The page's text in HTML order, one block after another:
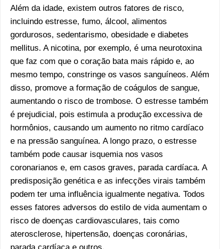
Além da idade, existem outros fatores de risco,
incluindo estresse, fumo, álcool, alimentos
gordurosos, sedentarismo, obesidade e diabetes
mellitus. A nicotina, por exemplo, é uma neurotoxina
que faz com que o coração bata mais rápido e, ao
mesmo tempo, constringe os vasos sanguíneos. Além
disso, promove a formação de coágulos de sangue,
aumentando o risco de trombose. O estresse também
é prejudicial, pois estimula a produção excessiva de
hormônios, causando um aumento no ritmo cardíaco
e na pressão sanguínea. A longo prazo, o estresse
também pode causar isquemia nos vasos
coronarianos e, em casos graves, parada cardíaca. A
predisposição genética e as infecções virais também
podem ter uma influência igualmente negativa. Todos
esses fatores adversos do estilo de vida aumentam o
risco de doenças cardiovasculares, tais como
aterosclerose, hipertensão, doenças coronárias,